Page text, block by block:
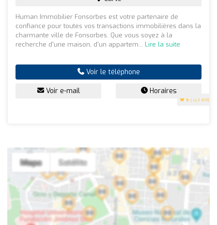
5 (123 avis)
Human Immobilier Fonsorbes est votre partenaire de
confiance pour toutes vos transactions immobilières dans la
charmante ville de Fonsorbes. Que vous soyez à la
recherche d'une maison, d'un appartem... Lire la suite
Voir le téléphone
Voir e-mail Horaires